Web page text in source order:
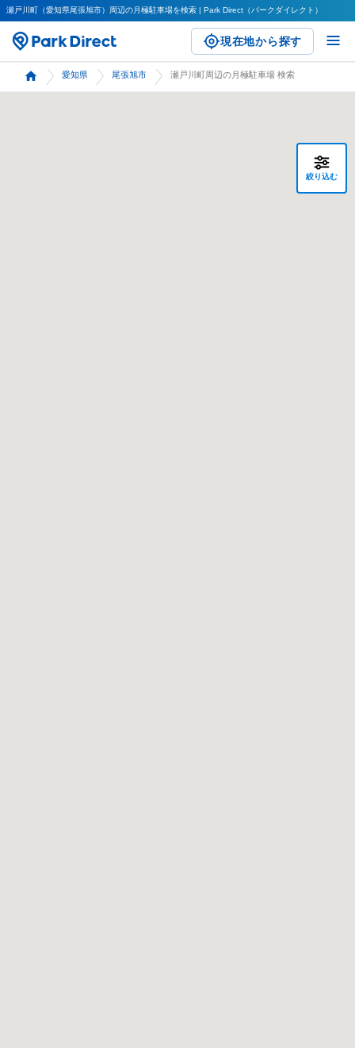
瀬戸川町（愛知県尾張旭市）周辺の月極駐車場を検索 | Park Direct（パークダイレクト）
現在地から探す
愛知県 尾張旭市 瀬戸川町周辺の月極駐車場 検索
絞り込む